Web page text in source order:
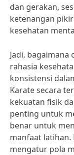
dan gerakan,
ketenangan
kesehatan
Jadi, bagaimana
rahasia
konsistensi
Karate secara
kekuatan fisik
penting untuk
benar untuk
manfaat latihan.
mengatur pola